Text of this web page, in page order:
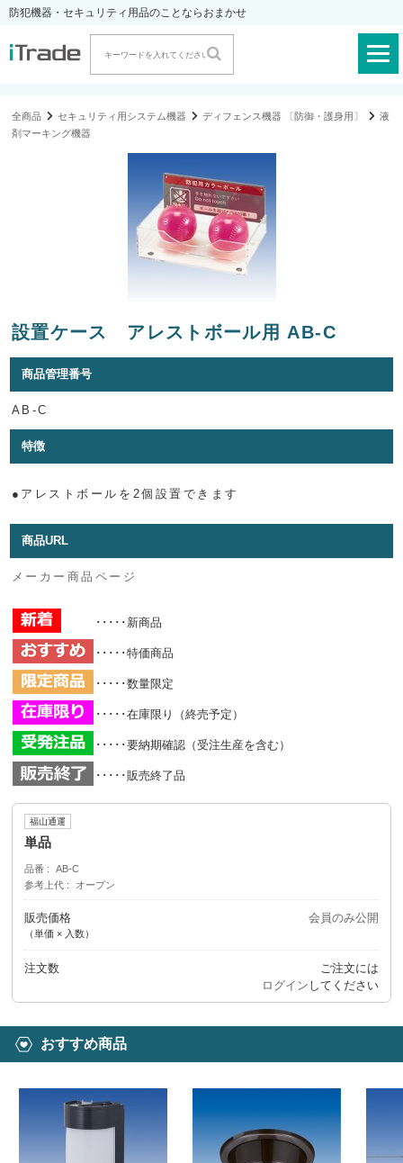
防犯機器・セキュリティ用品のことならおまかせ
全商品 セキュリティ用システム機器 ディフェンス機器 〔防御・護身用〕
液
剤マーキング機器
設置ケース アレストボール用 AB-C
商品管理番号
AB-C
特徴
●アレストボールを2個設置できます
商品URL
メーカー商品ページ
･････新商品
･････特価商品
･････数量限定
･････在庫限り（終売予定）
･････要納期確認（受注生産を含む）
･････販売終了品
福山通運
単品
品番
AB-C
参考上代
オープン
販売価格
（単価 × 入数）
会員のみ公開
注文数
ご注文には
ログイン してください
おすすめ商品